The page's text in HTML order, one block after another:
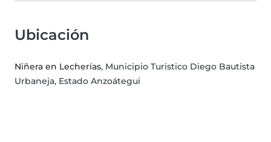
Ubicación
Niñera en Lecherías, Municipio Turistico Diego Bautista
Urbaneja, Estado Anzoátegui